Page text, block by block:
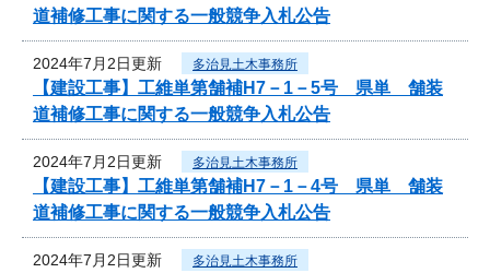
道補修工事に関する一般競争入札公告
2024年7月2日更新 多治見土木事務所
【建設工事】工維単第舗補H7－1－5号 県単 舗装
道補修工事に関する一般競争入札公告
2024年7月2日更新 多治見土木事務所
【建設工事】工維単第舗補H7－1－4号 県単 舗装
道補修工事に関する一般競争入札公告
2024年7月2日更新 多治見土木事務所